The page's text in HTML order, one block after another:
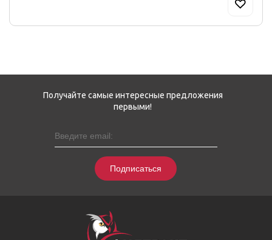
Получайте самые интересные предложения
первыми!
Подписаться